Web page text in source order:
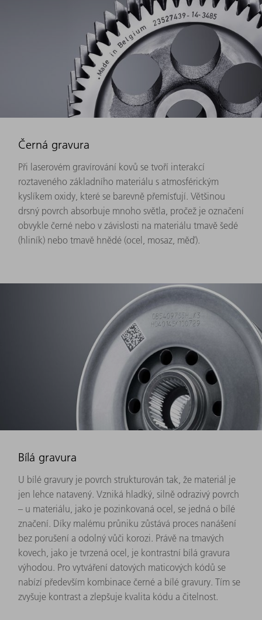
Černá gravura
Při laserovém gravírování kovů se tvoří interakcí
roztaveného základního materiálu s atmosférickým
kyslíkem oxidy, které se barevně přemísťují. Většinou
drsný povrch absorbuje mnoho světla, pročež je označení
obvykle černé nebo v závislosti na materiálu tmavě šedé
(hliník) nebo tmavě hnědé (ocel, mosaz, měď).
Bílá gravura
U bílé gravury je povrch strukturován tak, že materiál je
jen lehce natavený. Vzniká hladký, silně odrazivý povrch
– u materiálu, jako je pozinkovaná ocel, se jedná o bílé
značení. Díky malému průniku zůstává proces nanášení
bez porušení a odolný vůči korozi. Právě na tmavých
kovech, jako je tvrzená ocel, je kontrastní bílá gravura
výhodou. Pro vytváření datových maticových kódů se
nabízí především kombinace černé a bílé gravury. Tím se
zvyšuje kontrast a zlepšuje kvalita kódu a čitelnost.